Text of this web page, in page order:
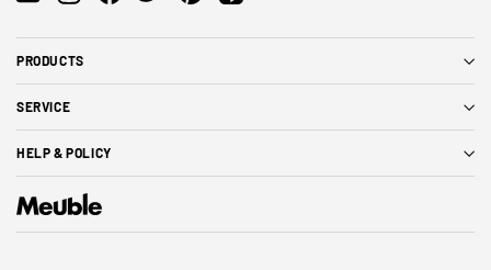
力
PRODUCTS
SERVICE
HELP & POLICY